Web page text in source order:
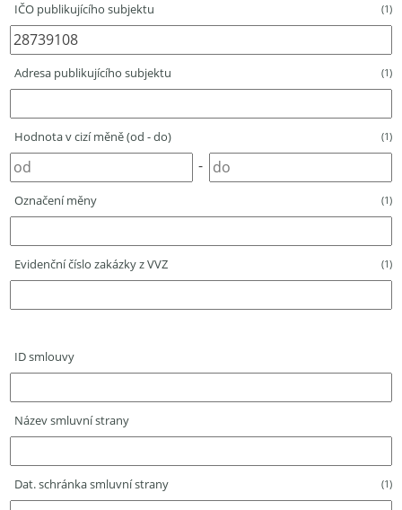
IČO publikujícího subjektu (1)
Adresa publikujícího subjektu (1)
Hodnota v cizí měně (od - do) (1)
-
Označení měny (1)
Evidenční číslo zakázky z VVZ (1)
ID smlouvy
Název smluvní strany
Dat. schránka smluvní strany (1)